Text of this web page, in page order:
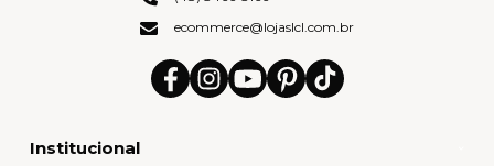
Institucional
ecommerce@lojaslcl.com.br